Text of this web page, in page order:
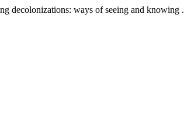
decolonizations: ways of seeing and knowing .